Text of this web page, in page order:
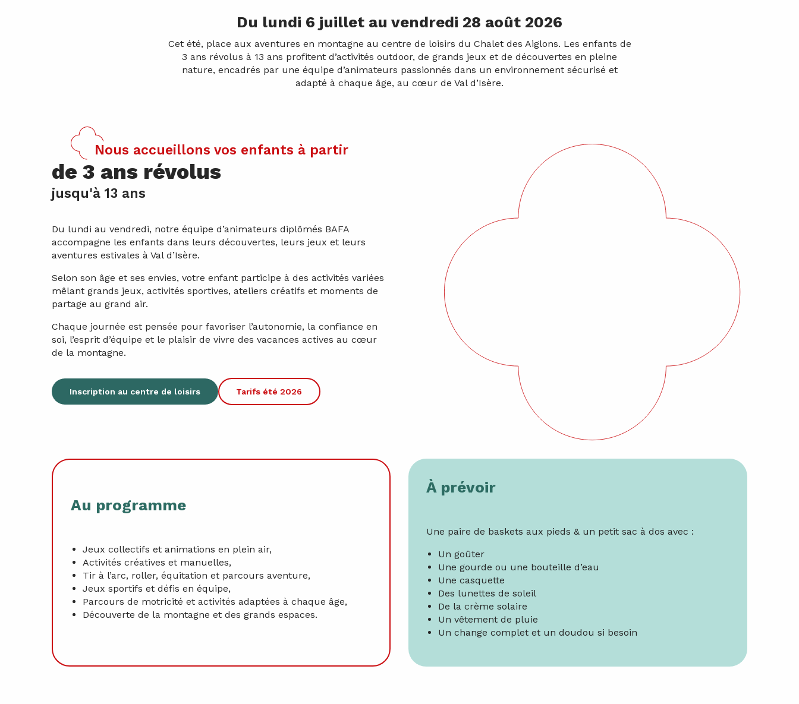
Du lundi 6 juillet au vendredi 28 août 2026
Cet été, place aux aventures en montagne au centre de loisirs du Chalet des Aiglons. Les enfants de
3 ans révolus à 13 ans profitent d’activités outdoor, de grands jeux et de découvertes en pleine
nature, encadrés par une équipe d’animateurs passionnés dans un environnement sécurisé et
adapté à chaque âge, au cœur de Val d’Isère.
Nous accueillons vos enfants à partir
de 3 ans révolus
jusqu'à 13 ans
Du lundi au vendredi, notre équipe d’animateurs diplômés BAFA
accompagne les enfants dans leurs découvertes, leurs jeux et leurs
aventures estivales à Val d’Isère.
Selon son âge et ses envies, votre enfant participe à des activités variées
mêlant grands jeux, activités sportives, ateliers créatifs et moments de
partage au grand air.
Chaque journée est pensée pour favoriser l’autonomie, la confiance en
soi, l’esprit d’équipe et le plaisir de vivre des vacances actives au cœur
de la montagne.
Inscription au centre de loisirs Tarifs été 2026
Au programme
Jeux collectifs et animations en plein air,
Activités créatives et manuelles,
Tir à l’arc, roller, équitation et parcours aventure,
Jeux sportifs et défis en équipe,
Parcours de motricité et activités adaptées à chaque âge,
Découverte de la montagne et des grands espaces.
À prévoir
Une paire de baskets aux pieds & un petit sac à dos avec :
Un goûter
Une gourde ou une bouteille d’eau
Une casquette
Des lunettes de soleil
De la crème solaire
Un vêtement de pluie
Un change complet et un doudou si besoin